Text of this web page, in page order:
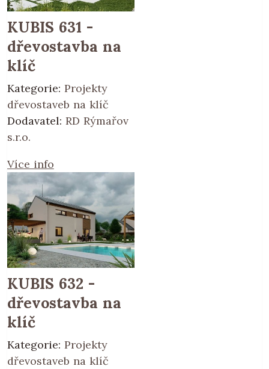
KUBIS 631 -
dřevostavba na
klíč
Kategorie: Projekty
dřevostaveb na klíč
Dodavatel: RD Rýmařov
s.r.o.
Více info
KUBIS 632 -
dřevostavba na
klíč
Kategorie: Projekty
dřevostaveb na klíč